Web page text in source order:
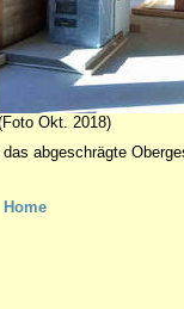
Okt. 2018)
abgeschrägte